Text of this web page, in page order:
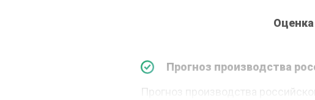
Прогноз производства
Прогноз производства